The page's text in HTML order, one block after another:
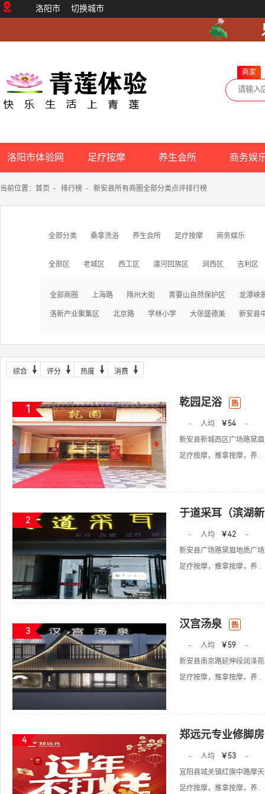
洛阳市 切换城市
商家
洛阳市体验网 足疗按摩 养生会所 商务娱
当前位置： 首页 - 排行榜 - 新安县所有商圈全部分类点评排行榜
全部分类 桑拿洗浴 养生会所 足疗按摩 商务娱乐
全部区 老城区 西工区 瀍河回族区 涧西区 吉利区
全部商圈 上海路 隋州大街 青要山自然保护区 龙潭峡
洛新产业聚集区 北京路 学林小学 大张盛德美 新安县
综合 评分 热度 消费
1
乾园足浴 热
- 人均 ￥54
-
新安县新城西区广场路黛
足疗按摩，推拿按摩，养...
2
于道采耳（滨湖
- 人均 ￥42
-
新安县广场路黛眉地质广
足疗按摩，推拿按摩，养...
3
汉宫汤泉 热
- 人均 ￥59
-
新安县南京路延伸段润泽
足疗按摩，推拿按摩，养...
4 郑远元专业修脚
- 人均 ￥53
-
宜阳县城关镇红旗中路摩
足疗按摩，推拿按摩，养...